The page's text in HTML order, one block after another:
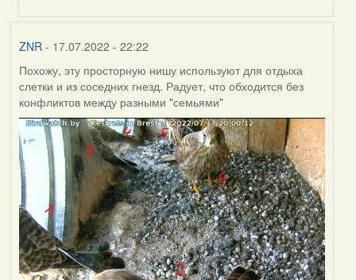
ZNR- 17.07.2022 - 22:22
Похожу, эту просторную нишу используют для отдыха
слетки и из соседних гнезд. Радует, что обходится без
конфликтов между разными "семьями"